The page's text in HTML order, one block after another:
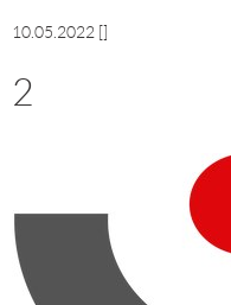
10.05.2022
2